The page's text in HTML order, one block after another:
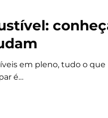
em pleno, tudo o que
é…